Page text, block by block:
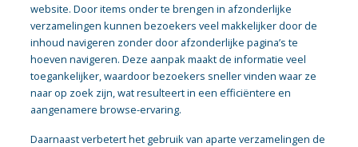
website. Door items onder te brengen in afzonderlijke
verzamelingen kunnen bezoekers veel makkelijker door de
inhoud navigeren zonder door afzonderlijke pagina’s te
hoeven navigeren. Deze aanpak maakt de informatie veel
toegankelijker, waardoor bezoekers sneller vinden waar ze
naar op zoek zijn, wat resulteert in een efficiëntere en
aangenamere browse-ervaring.
Daarnaast verbetert het gebruik van aparte verzamelingen de